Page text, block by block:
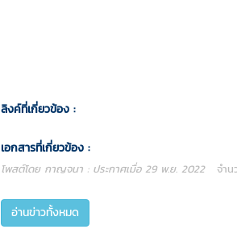
ลิงค์ที่เกี่ยวข้อง :
เอกสารที่เกี่ยวข้อง :
โพสต์โดย กาญจนา : ประกาศเมื่อ 29 พ.ย. 2022 จำน
อ่านข่าวทั้งหมด